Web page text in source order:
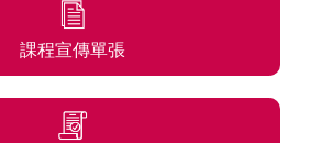
課程宣傳單張